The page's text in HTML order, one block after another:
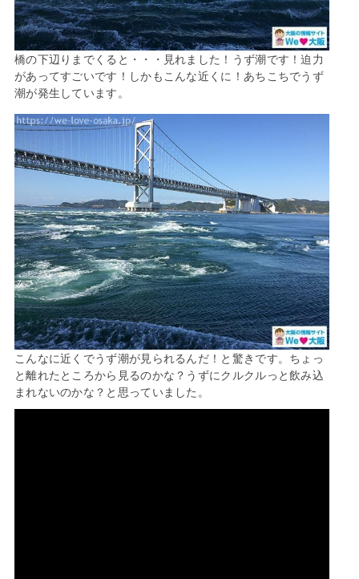
橋の下辺りまでくると・・・見れました！うず潮です！迫力
があってすごいです！しかもこんな近くに！あちこちでうず
潮が発生しています。
こんなに近くでうず潮が見られるんだ！と驚きです。ちょっ
と離れたところから見るのかな？うずにクルクルっと飲み込
まれないのかな？と思っていました。